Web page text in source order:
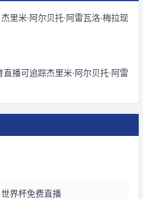
杰里米·阿尔贝托·阿雷瓦洛·梅拉现
直播可追踪杰里米·阿尔贝托·阿雷
世界杯免费直播